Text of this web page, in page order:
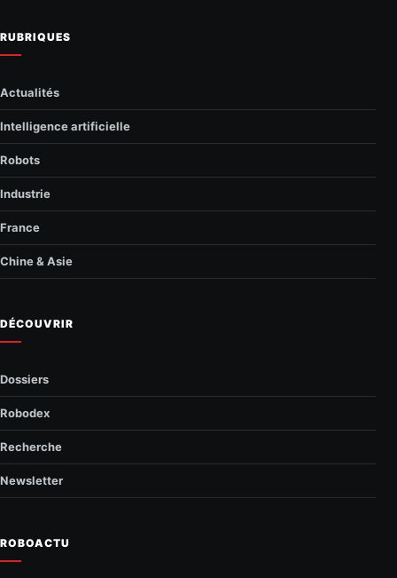
RUBRIQUES
Actualités
Intelligence artificielle
Robots
Industrie
France
Chine & Asie
DÉCOUVRIR
Dossiers
Robodex
Recherche
Newsletter
ROBOACTU